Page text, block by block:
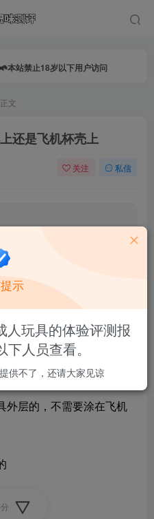
本站禁止18岁以下用户访问
正文
还是飞机杯壳上
关注 私信
★
具上还是飞机杯壳上
外层的，不需要涂在飞机
示
人玩具的体验评测报
人员查看。
供不了，还请大家见谅